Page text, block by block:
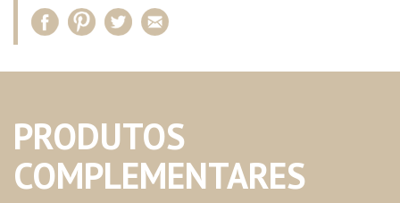
PRODUTOS
COMPLEMENTARES